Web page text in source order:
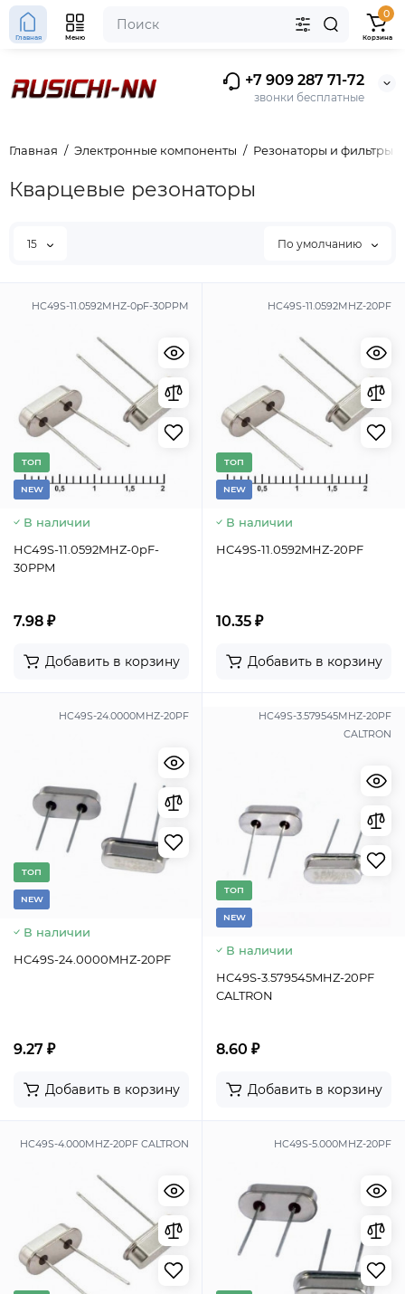
+7 909 287 71-72
звонки бесплатные
Главная Меню
0
Корзина
Главная Электронные компоненты Резонаторы и фильтры
Кварцевые резонаторы
15 По умолчанию
HC49S-11.0592MHZ-0pF-30PPM
TОП
NEW
В наличии
HC49S-11.0592MHZ-0pF-
30PPM
7.98 ₽
Добавить в корзину
HC49S-11.0592MHZ-20PF
TОП
NEW
В наличии
HC49S-11.0592MHZ-20PF
10.35 ₽
Добавить в корзину
HC49S-24.0000MHZ-20PF
TОП
NEW
В наличии
HC49S-24.0000MHZ-20PF
9.27 ₽
Добавить в корзину
HC49S-3.579545MHZ-20PF
CALTRON
TОП
NEW
В наличии
HC49S-3.579545MHZ-20PF
CALTRON
8.60 ₽
Добавить в корзину
HC49S-4.000MHZ-20PF CALTRON HC49S-5.000MHZ-20PF